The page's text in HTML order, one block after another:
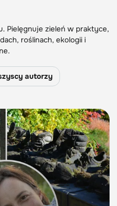
Pielęgnuje zieleń w praktyce,
roślinach, ekologii i
autorzy